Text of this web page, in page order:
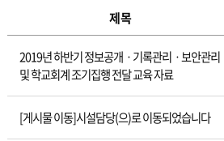
제목
2019년 하반기 정보공개ㆍ기록관리ㆍ보안관리
및 학교회계 조기집행 전달 교육 자료
[게시물 이동]시설담당(으)로 이동되었습니다